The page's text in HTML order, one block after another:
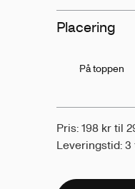
Placering
På toppen
Pris: 198 kr til
Leveringstid: 3